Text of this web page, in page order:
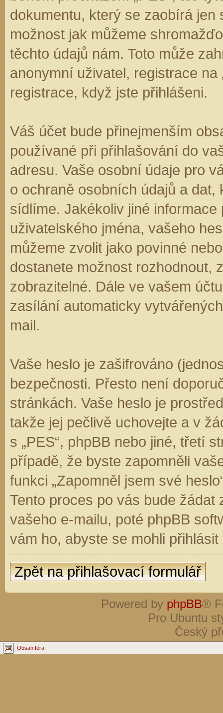
dokumentu, který se zaobírá jen
možnost jak můžeme
těchto údajů nám. Toto může
anonymní uživatel, registrace
registrace, když jste přihlášeni.
Váš účet bude přinejmenším
používané při přihlašování do
adresu. Vaše osobní údaje pro
o ochraně osobních údajů a
sídlíme. Jakékoliv jiné informace
uživatelského jména, vašeho
můžeme zvolit jako povinné
dostanete možnost rozhodnout,
zobrazitelné. Dále ve vašem
zasílání automaticky
mail.
Vaše heslo je zašifrováno
bezpečnosti. Přesto není
stránkách. Vaše heslo je
takže jej pečlivě uchovejte a v
s „PES“, phpBB nebo jiné, třetí
případě, že byste zapomněli
funkci „Zapomněl jsem své
Tento proces po vás bude
vašeho e-mailu, poté phpBB
vám ho, abyste se mohli
Zpět na přihlašovací formulář
Powered by phpBB®
Pro Ubuntu
Český
Obsah fóra